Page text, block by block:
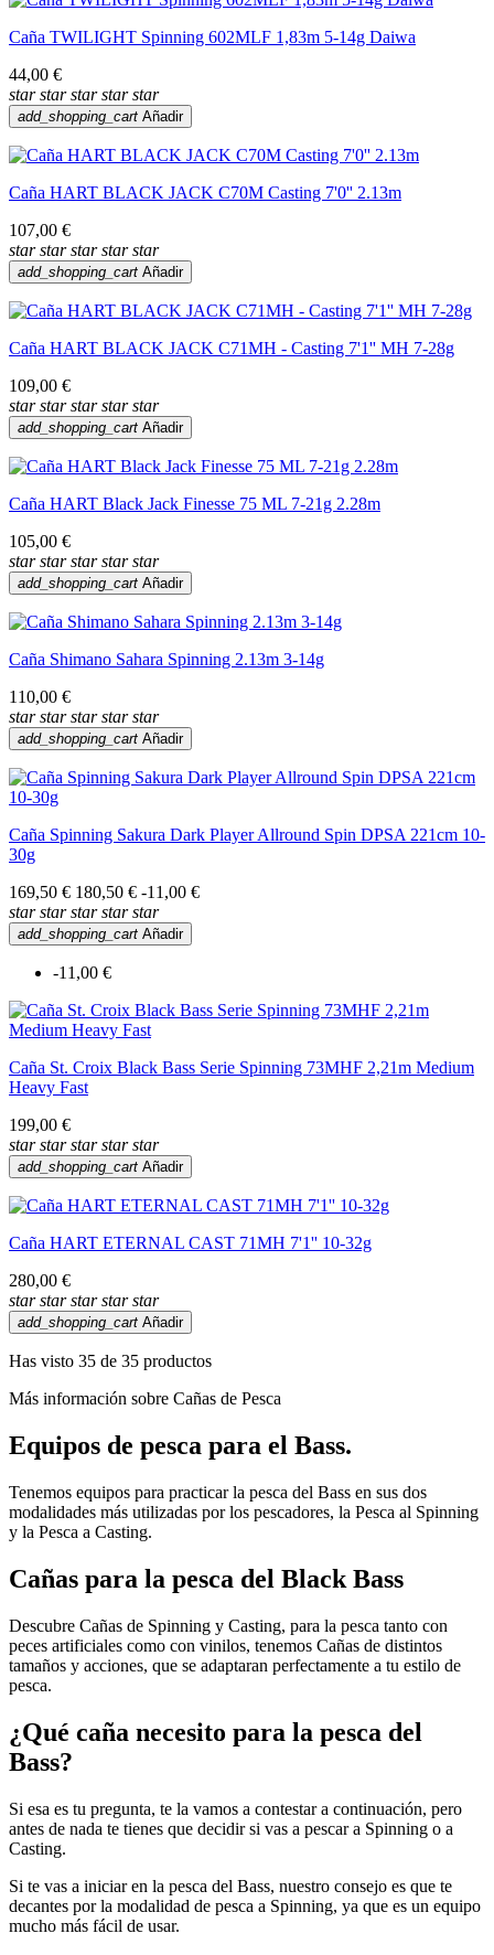
Caña TWILIGHT Spinning 602MLF 1,83m 5-14g Daiwa
44,00 €
star star star star star
add_shopping_cart Añadir
Caña HART BLACK JACK C70M Casting 7'0'' 2.13m
107,00 €
star star star star star
add_shopping_cart Añadir
Caña HART BLACK JACK C71MH - Casting 7'1'' MH 7-28g
109,00 €
star star star star star
add_shopping_cart Añadir
Caña HART Black Jack Finesse 75 ML 7-21g 2.28m
105,00 €
star star star star star
add_shopping_cart Añadir
Caña Shimano Sahara Spinning 2.13m 3-14g
110,00 €
star star star star star
add_shopping_cart Añadir
Caña Spinning Sakura Dark Player Allround Spin DPSA 221cm 10-
30g
169,50 € 180,50 € -11,00 €
star star star star star
add_shopping_cart Añadir
-11,00 €
Caña St. Croix Black Bass Serie Spinning 73MHF 2,21m Medium
Heavy Fast
199,00 €
star star star star star
add_shopping_cart Añadir
Caña HART ETERNAL CAST 71MH 7'1'' 10-32g
280,00 €
star star star star star
add_shopping_cart Añadir
Has visto 35 de 35 productos
Más información sobre Cañas de Pesca
Equipos de pesca para el Bass.
Tenemos equipos para practicar la pesca del Bass en sus dos
modalidades más utilizadas por los pescadores, la Pesca al Spinning
y la Pesca a Casting.
Cañas para la pesca del Black Bass
Descubre Cañas de Spinning y Casting, para la pesca tanto con
peces artificiales como con vinilos, tenemos Cañas de distintos
tamaños y acciones, que se adaptaran perfectamente a tu estilo de
pesca.
¿Qué caña necesito para la pesca del
Bass?
Si esa es tu pregunta, te la vamos a contestar a continuación, pero
antes de nada te tienes que decidir si vas a pescar a Spinning o a
Casting.
Si te vas a iniciar en la pesca del Bass, nuestro consejo es que te
decantes por la modalidad de pesca a Spinning, ya que es un equipo
mucho más fácil de usar.